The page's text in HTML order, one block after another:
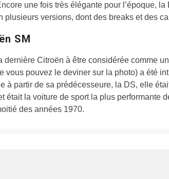
une fois très élégante pour l’époque, la
plusieurs versions, dont des breaks et des
SM
dernière Citroën à être considérée comme
vous pouvez le deviner sur la photo) a été
à partir de sa prédécesseure, la DS, elle
était la voiture de sport la plus performante
des années 1970.